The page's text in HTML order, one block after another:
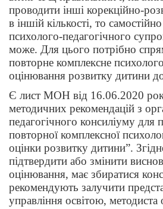
проводити інші корекційно-
в іншій кількості, то
психолого-педагогічного
може. Для цього потрібно
повторне комплексне
оцінювання розвитку дитини
Є лист МОН від 16.06.2020
методичних рекомендацій з
педагогічного консиліуму для
повторної комплексної
оцінки розвитку дитини”.
підтвердити або змінити
оцінювання, має збиратися
рекомендують залучити
управління освітою,